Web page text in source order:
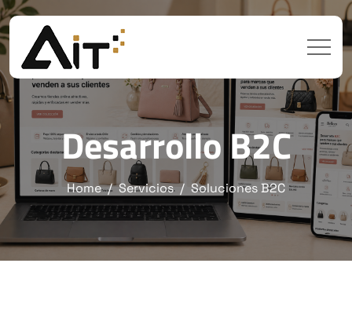
Desarrollo B2C
Home Servicios Soluciones B2C